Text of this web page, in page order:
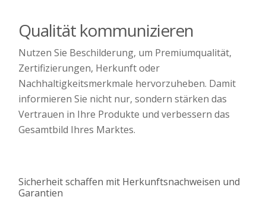
Qualität kommunizieren
Nutzen Sie Beschilderung, um Premiumqualität,
Zertifizierungen, Herkunft oder
Nachhaltigkeitsmerkmale hervorzuheben. Damit
informieren Sie nicht nur, sondern stärken das
Vertrauen in Ihre Produkte und verbessern das
Gesamtbild Ihres Marktes.
Sicherheit schaffen mit Herkunftsnachweisen und
Garantien